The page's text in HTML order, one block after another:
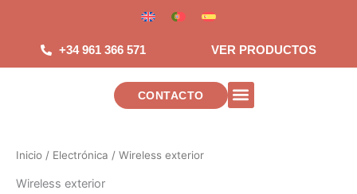
contenido
+34 961 366 571 VER PRODUCTOS
CONTACTO
Inicio / Electrónica / Wireless exterior
Wireless exterior